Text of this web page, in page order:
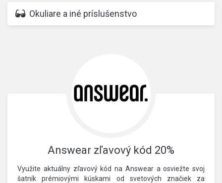
Okuliare a iné príslušenstvo
Answear zľavový kód 20%
Využite aktuálny zľavový kód na Answear a osviežte svoj
šatník prémiovými kúskami od svetových značiek za